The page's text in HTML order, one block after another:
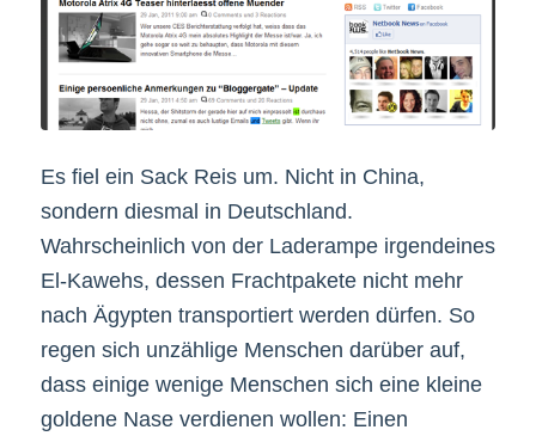
Es fiel ein Sack Reis um. Nicht in China,
sondern diesmal in Deutschland.
Wahrscheinlich von der Laderampe irgendeines
El-Kawehs, dessen Frachtpakete nicht mehr
nach Ägypten transportiert werden dürfen. So
regen sich unzählige Menschen darüber auf,
dass einige wenige Menschen sich eine kleine
goldene Nase verdienen wollen: Einen